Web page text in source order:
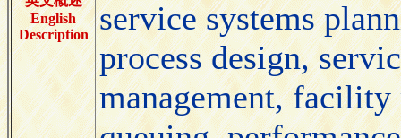
English
Description
service systems
process design,
management,